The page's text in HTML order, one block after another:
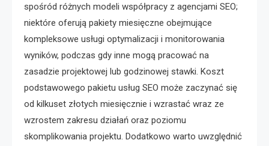
spośród różnych modeli współpracy z agencjami SEO;
niektóre oferują pakiety miesięczne obejmujące
kompleksowe usługi optymalizacji i monitorowania
wyników, podczas gdy inne mogą pracować na
zasadzie projektowej lub godzinowej stawki. Koszt
podstawowego pakietu usług SEO może zaczynać się
od kilkuset złotych miesięcznie i wzrastać wraz ze
wzrostem zakresu działań oraz poziomu
skomplikowania projektu. Dodatkowo warto uwzględnić